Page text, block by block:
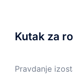
Kutak za
Pravdanje